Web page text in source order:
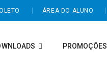
ÁREA DO ALUNO
PROMOÇÕES